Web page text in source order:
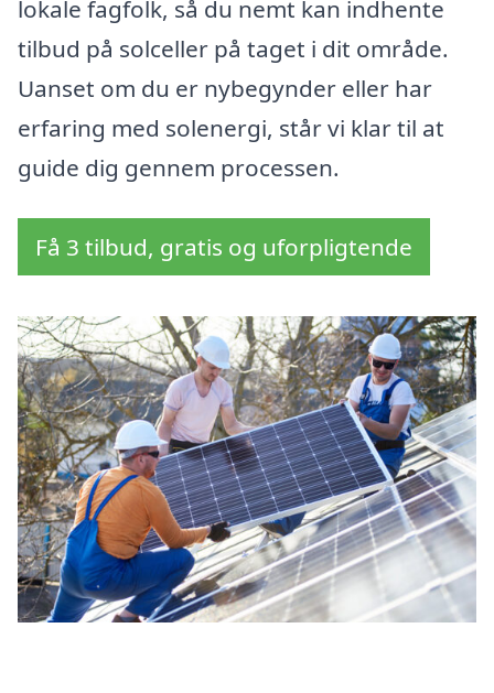
lokale fagfolk, så du nemt kan indhente
tilbud på solceller på taget i dit område.
Uanset om du er nybegynder eller har
erfaring med solenergi, står vi klar til at
guide dig gennem processen.
Få 3 tilbud, gratis og uforpligtende